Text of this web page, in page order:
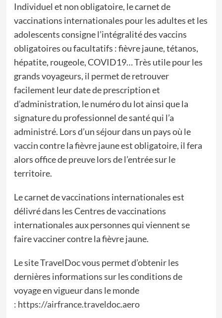
Individuel et non obligatoire, le carnet de
vaccinations internationales pour les adultes et les
adolescents consigne l’intégralité des vaccins
obligatoires ou facultatifs : fièvre jaune, tétanos,
hépatite, rougeole, COVID19… Très utile pour les
grands voyageurs, il permet de retrouver
facilement leur date de prescription et
d’administration, le numéro du lot ainsi que la
signature du professionnel de santé qui l’a
administré. Lors d’un séjour dans un pays où le
vaccin contre la fièvre jaune est obligatoire, il fera
alors office de preuve lors de l’entrée sur le
territoire.
Le carnet de vaccinations internationales est
délivré dans les Centres de vaccinations
internationales aux personnes qui viennent se
faire vacciner contre la fièvre jaune.
Le site TravelDoc vous permet d’obtenir les
dernières informations sur les conditions de
voyage en vigueur dans le monde
: https://airfrance.traveldoc.aero